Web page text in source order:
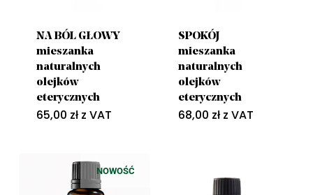
NA BÓL GŁOWY
mieszanka
naturalnych
olejków
eterycznych
65,00 zł z VAT
SPOKÓJ
mieszanka
naturalnych
olejków
eterycznych
68,00 zł z VAT
NOWOŚĆ